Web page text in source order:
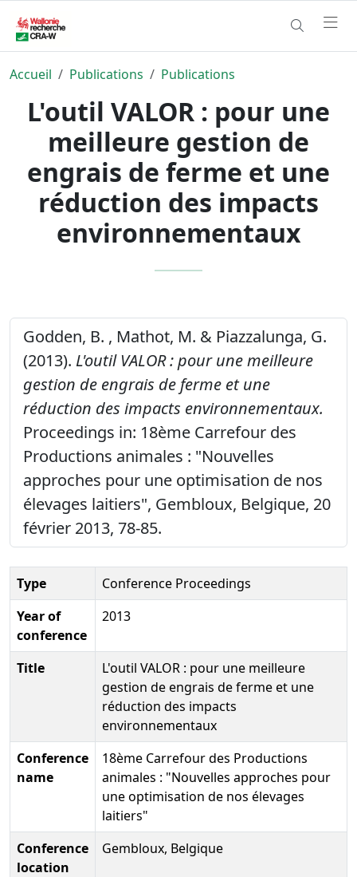
Accueil Publications Publications
L'outil VALOR : pour une
meilleure gestion de
engrais de ferme et une
réduction des impacts
environnementaux
Godden, B. , Mathot, M. & Piazzalunga, G.
(2013). L'outil VALOR : pour une meilleure
gestion de engrais de ferme et une
réduction des impacts environnementaux.
Proceedings in: 18ème Carrefour des
Productions animales : "Nouvelles
approches pour une optimisation de nos
élevages laitiers", Gembloux, Belgique, 20
février 2013, 78-85.
Type
Conference Proceedings
Year of
conference
2013
Title
L'outil VALOR : pour une meilleure
gestion de engrais de ferme et une
réduction des impacts
environnementaux
Conference
name
18ème Carrefour des Productions
animales : "Nouvelles approches pour
une optimisation de nos élevages
laitiers"
Conference
location
Gembloux, Belgique